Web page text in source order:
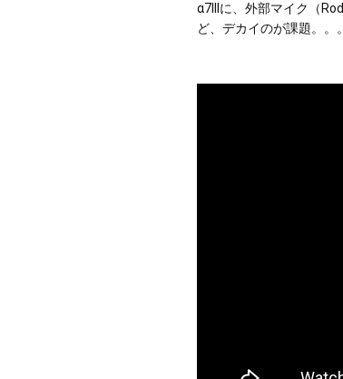
α7IIIに、外部マイク（
ど、デカイのが課題。。